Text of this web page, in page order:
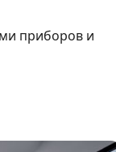
приборов и